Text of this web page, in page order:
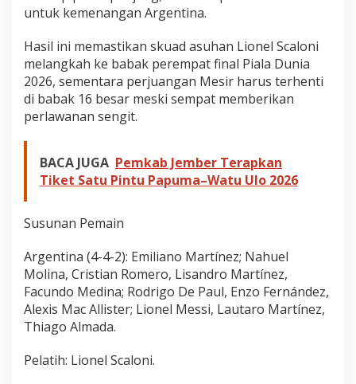
untuk kemenangan Argentina.
Hasil ini memastikan skuad asuhan Lionel Scaloni
melangkah ke babak perempat final Piala Dunia
2026, sementara perjuangan Mesir harus terhenti
di babak 16 besar meski sempat memberikan
perlawanan sengit.
BACA JUGA Pemkab Jember Terapkan
Tiket Satu Pintu Papuma–Watu Ulo 2026
Susunan Pemain
Argentina (4-4-2): Emiliano Martínez; Nahuel
Molina, Cristian Romero, Lisandro Martínez,
Facundo Medina; Rodrigo De Paul, Enzo Fernández,
Alexis Mac Allister; Lionel Messi, Lautaro Martínez,
Thiago Almada.
Pelatih: Lionel Scaloni.